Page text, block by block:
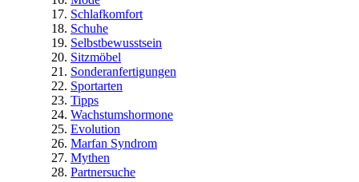
Schlafkomfort
Schuhe
Selbstbewusstsein
Sitzmöbel
Sonderanfertigungen
Sportarten
Tipps
Wachstumshormone
Evolution
Marfan Syndrom
Mythen
Partnersuche